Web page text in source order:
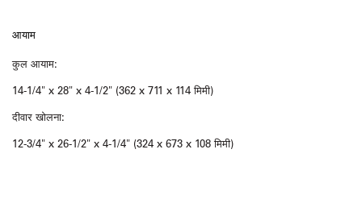
आयाम
कुल आयाम:
14-1/4" x 28" x 4-1/2" (362 x 711 x 114 मिमी)
दीवार खोलना:
12-3/4" x 26-1/2" x 4-1/4" (324 x 673 x 108 मिमी)